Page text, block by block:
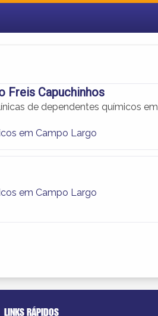
Freis Capuchinhos
de dependentes químicos em
em Campo Largo
em Campo Largo
LINKS RÁPIDOS